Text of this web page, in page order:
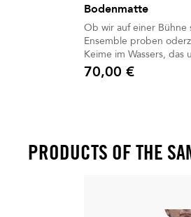
Bodenmatte
Ob wir auf einer Bühne
Ensemble proben
Keime im Wassers, das
Instrumenteauf den
mehr als 4 Stunden
Preis
70,00 €
PRODUCTS OF THE